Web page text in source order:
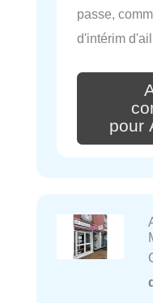
passe,
d'intérim
pour